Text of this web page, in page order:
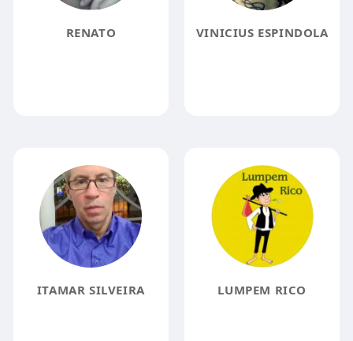
RENATO VINICIUS ESPINDOLA
ITAMAR SILVEIRA LUMPEM RICO